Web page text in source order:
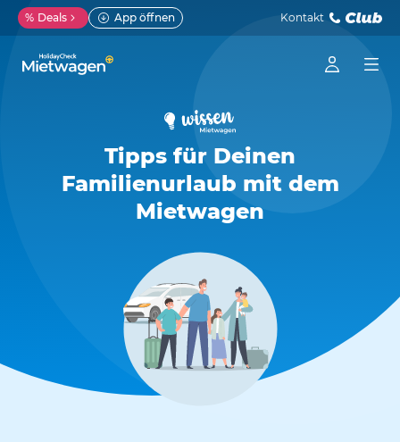
% Deals App öffnen Kontakt
Tipps für Deinen
Familienurlaub mit dem
Mietwagen